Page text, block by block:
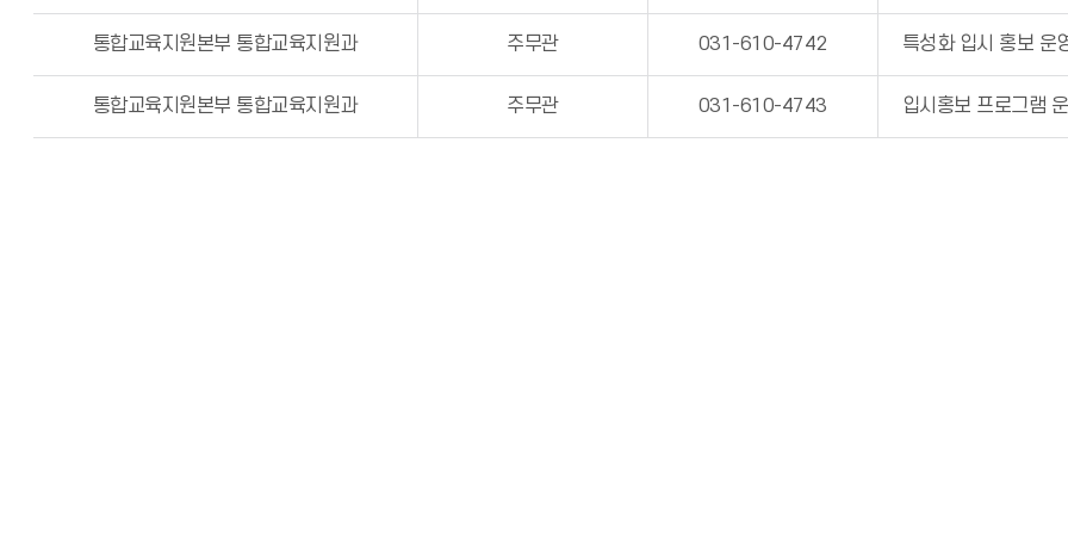
통합교육지원본부 통합교육지원과 주무관 031-610-4742 특성화 입시 홍보 운
통합교육지원본부 통합교육지원과 주무관 031-610-4743 입시홍보 프로그램